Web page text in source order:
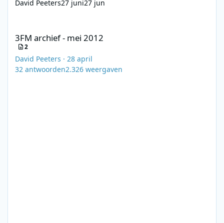
David Peeters27 juni27 jun
3FM archief - mei 2012
2
David Peeters · 28 april
32 antwoorden2.326 weergaven